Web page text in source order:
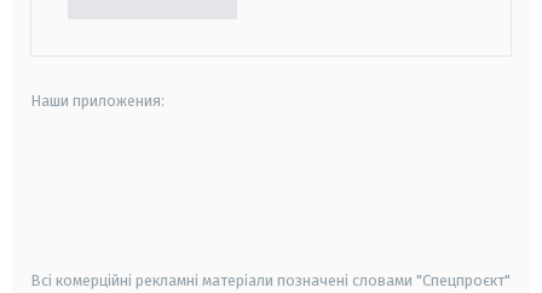
Наши приложения:
Всі комерційні рекламні матеріали позначені словами "Спецпроєкт"